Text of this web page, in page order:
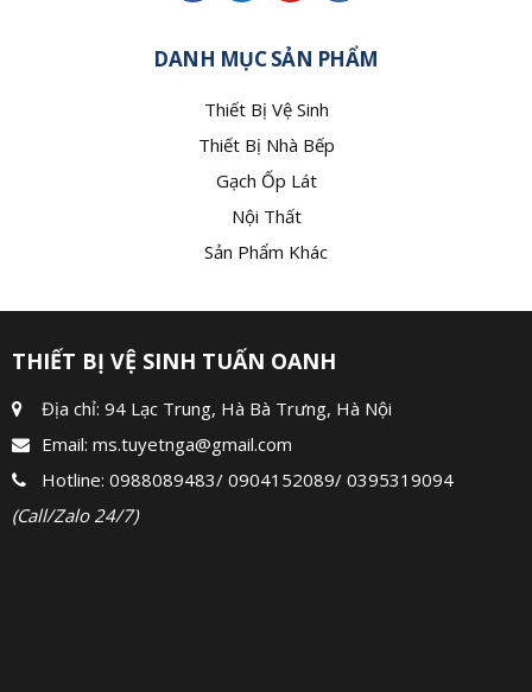
DANH MỤC SẢN PHẨM
Thiết Bị Vệ Sinh
Thiết Bị Nhà Bếp
Gạch Ốp Lát
Nội Thất
Sản Phẩm Khác
THIẾT BỊ VỆ SINH TUẤN OANH
Địa chỉ: 94 Lạc Trung, Hà Bà Trưng, Hà Nội
Email: ms.tuyetnga@gmail.com
Hotline: 0988089483/ 0904152089/ 0395319094
(Call/Zalo 24/7)